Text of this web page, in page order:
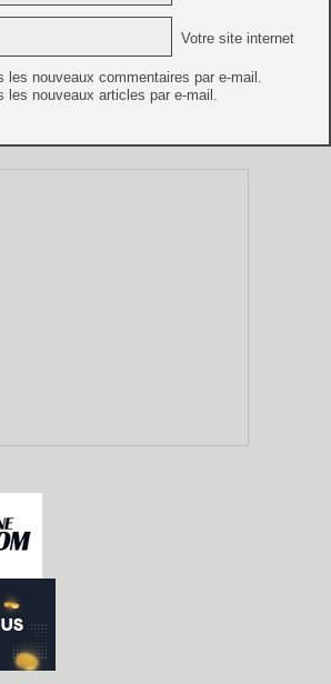
Votre site internet
les nouveaux commentaires par e-mail.
les nouveaux articles par e-mail.